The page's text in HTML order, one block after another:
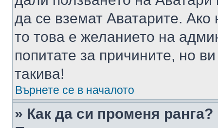
да се вземат Аватарите.
то това е желанието на
попитате за причините, но
такива!
Върнете се в началото
» Как да си променя ранга?